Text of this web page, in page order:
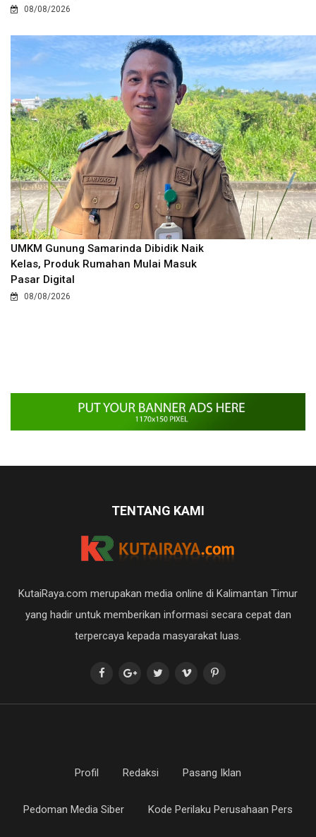
08/08/2026
UMKM Gunung Samarinda Dibidik Naik
Kelas, Produk Rumahan Mulai Masuk
Pasar Digital
08/08/2026
TENTANG KAMI
KutaiRaya.com merupakan media online di Kalimantan Timur
yang hadir untuk memberikan informasi secara cepat dan
terpercaya kepada masyarakat luas.
Profil Redaksi Pasang Iklan
Pedoman Media Siber Kode Perilaku Perusahaan Pers